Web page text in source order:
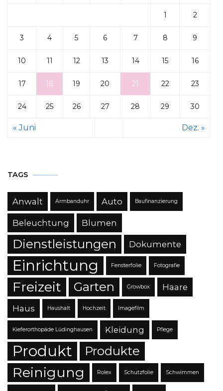
1 2
3 4 5 6 7 8 9
10 11 12 13 14 15 16
17 18 19 20 21 22 23
24 25 26 27 28 29 30
« Juni Dez. »
TAGS
Anwalt Armbanduhr Auto Baufinanzierung
Beleuchtung Blumen
Dienstleistungen Dokumente
Einrichtung Fensterfolie Fotografie
Freizeit Garten Growbox Haare
Haus Haushalt Hochzeit Imagefilm
Kieferorthopäde Lüdinghausen Kleidung Pflege
Produkt Produkte
Reinigung Rolex Schutzfolie Schwimmen